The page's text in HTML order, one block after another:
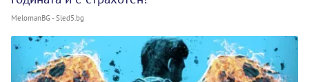
MelomanBG - Sled5.bg